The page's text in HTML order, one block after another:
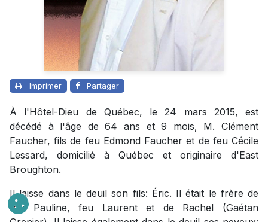
Imprimer Partager
À l'Hôtel-Dieu de Québec, le 24 mars 2015, est
décédé à l'âge de 64 ans et 9 mois, M. Clément
Faucher, fils de feu Edmond Faucher et de feu Cécile
Lessard, domicilié à Québec et originaire d'East
Broughton.
Il laisse dans le deuil son fils: Éric. Il était le frère de
feu Pauline, feu Laurent et de Rachel (Gaétan